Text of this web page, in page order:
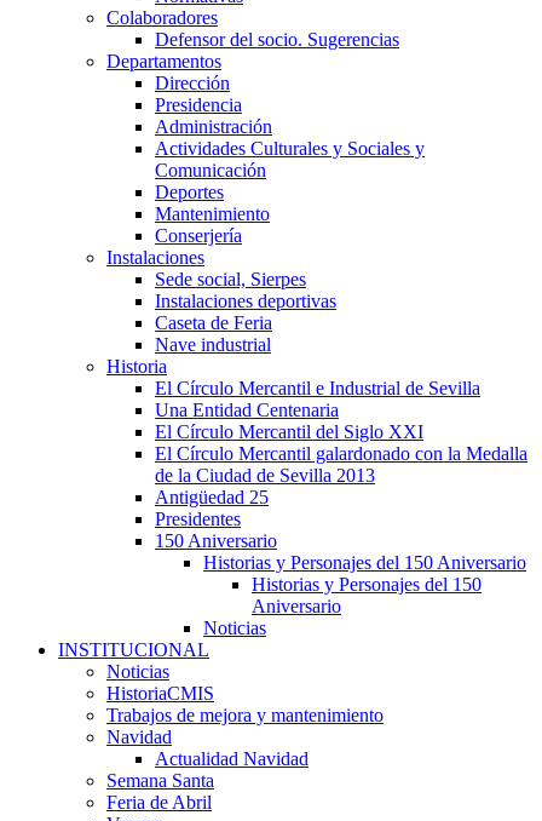
Colaboradores
Defensor del socio. Sugerencias
Departamentos
Dirección
Presidencia
Administración
Actividades Culturales y Sociales y
Comunicación
Deportes
Mantenimiento
Conserjería
Instalaciones
Sede social, Sierpes
Instalaciones deportivas
Caseta de Feria
Nave industrial
Historia
El Círculo Mercantil e Industrial de Sevilla
Una Entidad Centenaria
El Círculo Mercantil del Siglo XXI
El Círculo Mercantil galardonado con la Medalla
de la Ciudad de Sevilla 2013
Antigüedad 25
Presidentes
150 Aniversario
Historias y Personajes del 150 Aniversario
Historias y Personajes del 150
Aniversario
Noticias
INSTITUCIONAL
Noticias
HistoriaCMIS
Trabajos de mejora y mantenimiento
Navidad
Actualidad Navidad
Semana Santa
Feria de Abril